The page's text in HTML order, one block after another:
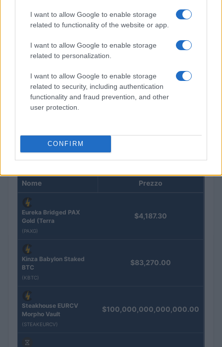
I want to allow Google to enable storage
related to functionality of the website or app.
I want to allow Google to enable storage
related to personalization.
I want to allow Google to enable storage
related to security, including authentication
functionality and fraud prevention, and other
user protection.
CONFIRM
Petrolio in calo: Brent a 91,82$, ribassi a due cifre per greggio
QUOTAZIONI CRYPTO
Nome Prezzo
Eureka Bridged PAX
Gold (Terra
(PAXG)
$4,187.30
Kinza Babylon Staked
BTC
(KBTC)
$83,270.00
Steakhouse EURCV
Morpho Vault
(STEAKEURCV)
$100,000,000,000,000.00